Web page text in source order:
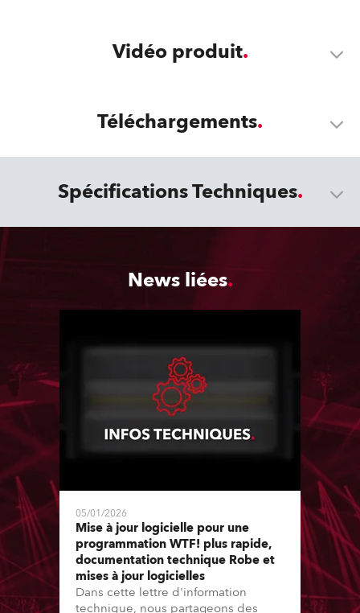
Vidéo produit
Téléchargements
Spécifications Techniques
News liées
05/01/2026
Mise à jour logicielle pour une
programmation WTF! plus rapide,
documentation technique Robe et
mises à jour logicielles
Dans cette lettre d'information
technique, nous partageons des